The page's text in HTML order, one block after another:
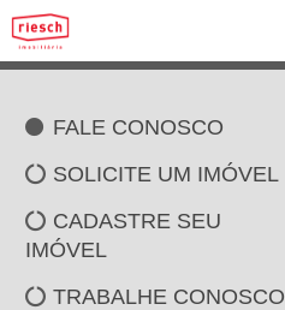
FALE CONOSCO
SOLICITE UM IMÓVEL
CADASTRE SEU
IMÓVEL
TRABALHE CONOSCO